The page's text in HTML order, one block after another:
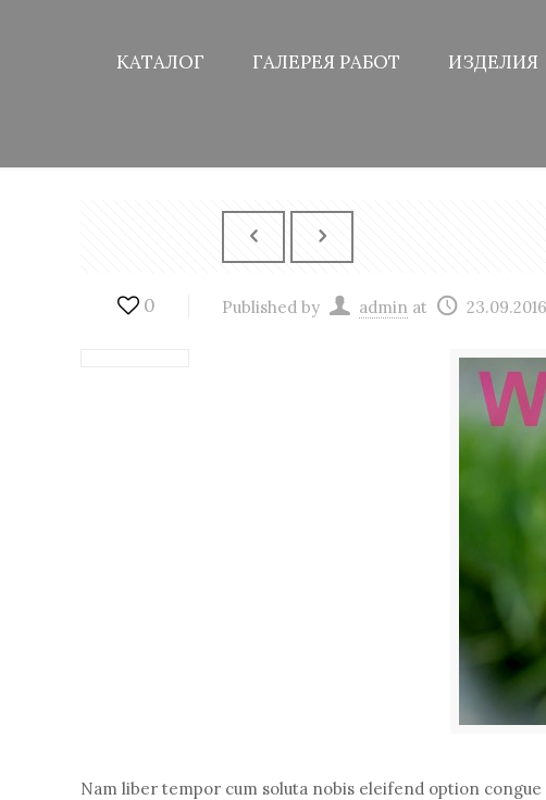
КАТАЛОГ ГАЛЕРЕЯ РАБОТ ИЗДЕЛИЯ
0 Published by admin at 23.09.2016
Nam liber tempor cum soluta nobis eleifend option